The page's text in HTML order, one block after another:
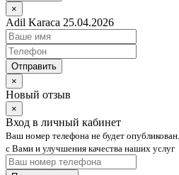
×
Adil Karaca 25.04.2026
Отправить
×
Новый отзыв
×
Вход в личный кабинет
Ваш номер телефона не будет
с Вами и улучшения качества наших услуг